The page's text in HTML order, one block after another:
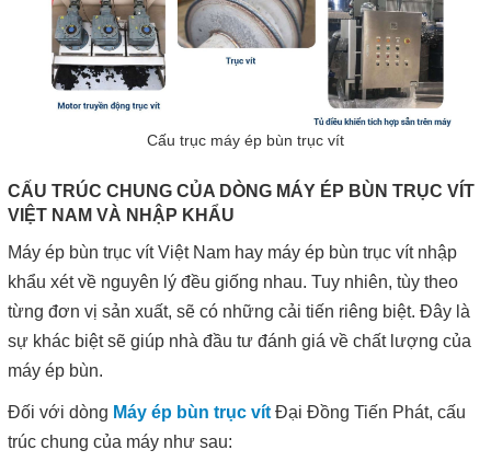
Cấu trục máy ép bùn trục vít
CẤU TRÚC CHUNG CỦA DÒNG MÁY ÉP BÙN TRỤC VÍT
VIỆT NAM VÀ NHẬP KHẨU
Máy ép bùn trục vít Việt Nam hay máy ép bùn trục vít nhập
khẩu xét về nguyên lý đều giống nhau. Tuy nhiên, tùy theo
từng đơn vị sản xuất, sẽ có những cải tiến riêng biệt. Đây là
sự khác biệt sẽ giúp nhà đầu tư đánh giá về chất lượng của
máy ép bùn.
Đối với dòng Máy ép bùn trục vít Đại Đồng Tiến Phát, cấu
trúc chung của máy như sau: